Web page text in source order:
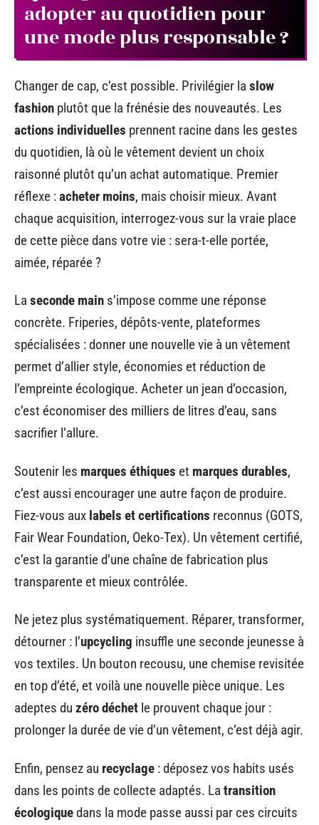
adopter au quotidien pour
une mode plus responsable ?
Changer de cap, c’est possible. Privilégier la slow
fashion plutôt que la frénésie des nouveautés. Les
actions individuelles prennent racine dans les gestes
du quotidien, là où le vêtement devient un choix
raisonné plutôt qu’un achat automatique. Premier
réflexe :acheter moins, mais choisir mieux. Avant
chaque acquisition, interrogez-vous sur la vraie place
de cette pièce dans votre vie : sera-t-elle portée,
aimée, réparée ?
La seconde main s’impose comme une réponse
concrète. Friperies, dépôts-vente, plateformes
spécialisées : donner une nouvelle vie à un vêtement
permet d’allier style, économies et réduction de
l’empreinte écologique. Acheter un jean d’occasion,
c’est économiser des milliers de litres d’eau, sans
sacrifier l’allure.
Soutenir les marques éthiques et marques durables,
c’est aussi encourager une autre façon de produire.
Fiez-vous aux labels et certifications reconnus (GOTS,
Fair Wear Foundation, Oeko-Tex). Un vêtement certifié,
c’est la garantie d’une chaîne de fabrication plus
transparente et mieux contrôlée.
Ne jetez plus systématiquement. Réparer, transformer,
détourner : l’upcycling insuffle une seconde jeunesse à
vos textiles. Un bouton recousu, une chemise revisitée
en top d’été, et voilà une nouvelle pièce unique. Les
adeptes du zéro déchet le prouvent chaque jour :
prolonger la durée de vie d’un vêtement, c’est déjà agir.
Enfin, pensez au recyclage : déposez vos habits usés
dans les points de collecte adaptés. La transition
écologiquedans la mode passe aussi par ces circuits